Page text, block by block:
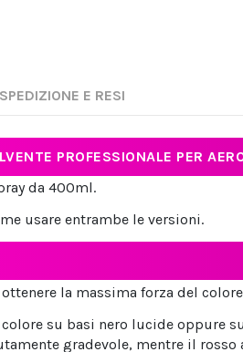
SPEDIZIONE E RESI
PROFESSIONALE PER
da 400ml.
usare entrambe le versioni.
la massima forza del
su basi nero lucide oppure
gradevole, mentre il